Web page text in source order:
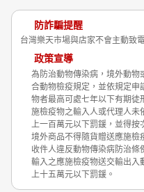
防詐騙提醒
台灣樂天市場與店家不會主動致
政策宣導
為防治動物傳染病，境外動物
合動物檢疫規定，並依規定申
物者最高可處七年以下有期徒
施檢疫物之輸入人或代理人未
上一百萬元以下罰鍰，並得按
境外商品不得隨貨贈送應施檢
收件人違反動物傳染病防治
輸入之應施檢疫物送交輸出入
上十五萬元以下罰鍰。